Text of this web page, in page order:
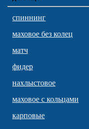
спиннинг
маховое без колец
матч
фидер
нахлыстовое
маховое с кольцами
карповые